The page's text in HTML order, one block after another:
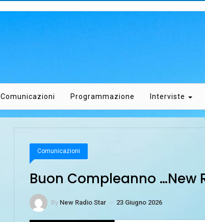
Comunicazioni Programmazione Interviste
Comunicazioni
Buon Compleanno …New
By New Radio Star -- 23 Giugno 2026